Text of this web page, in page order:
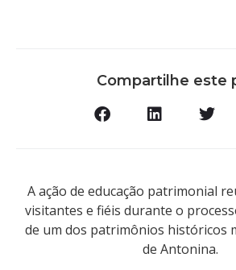
Compartilhe este
A ação de educação patrimonial
visitantes e fiéis durante o
de um dos patrimônios históricos
de Antonina.